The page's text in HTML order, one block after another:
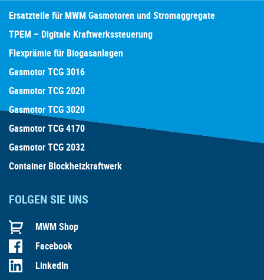
Ersatzteile für MWM Gasmotoren und Stromaggregate
TPEM – Digitale Kraftwerkssteuerung
Flexprämie für Biogasanlagen
Gasmotor TCG 3016
Gasmotor TCG 2020
Gasmotor TCG 3020
Gasmotor TCG 4170
Gasmotor TCG 2032
Container Blockheizkraftwerk
FOLGEN SIE UNS
MWM Shop
Facebook
LinkedIn